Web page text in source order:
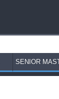
SENIOR